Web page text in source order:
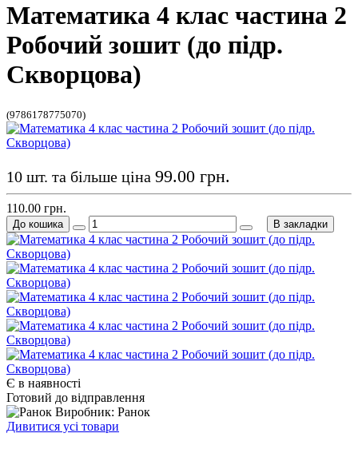
Математика 4 клас частина 2
Робочий зошит (до підр.
Скворцова)
(9786178775070)
Є в наявності
Готовий до відправлення
Виробник: Ранок
Дивитися усі товари
10 шт. та більше ціна 99.00 грн.
110.00 грн.
До кошика В закладки